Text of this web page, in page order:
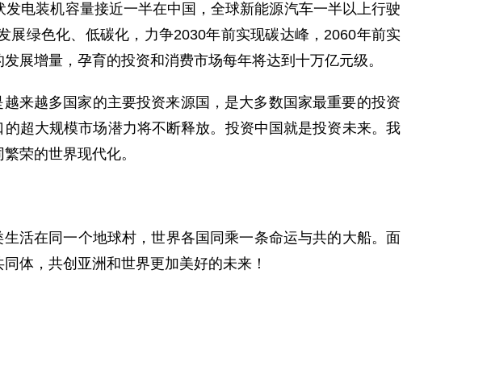
电装机容量接近一半在中国，全球新能源汽车一半以上行驶
绿色化、低碳化，力争2030年前实现碳达峰，2060年前实
展增量，孕育的投资和消费市场每年将达到十万亿元级。
来越多国家的主要投资来源国，是大多数国家最重要的投资
超大规模市场潜力将不断释放。投资中国就是投资未来。我
荣的世界现代化。
活在同一个地球村，世界各国同乘一条命运与共的大船。面
体，共创亚洲和世界更加美好的未来！